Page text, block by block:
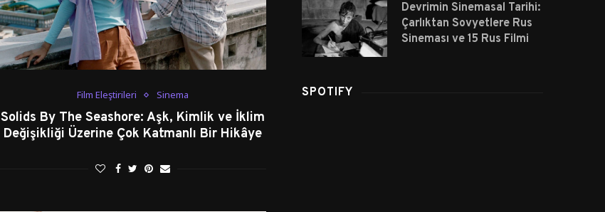
Film Eleştirileri Sinema
Solids By The Seashore: Aşk, Kimlik ve İklim
Değişikliği Üzerine Çok Katmanlı Bir Hikâye
Devrimin Sinemasal Tarihi:
Çarlıktan Sovyetlere Rus
Sineması ve 15 Rus Filmi
SPOTIFY